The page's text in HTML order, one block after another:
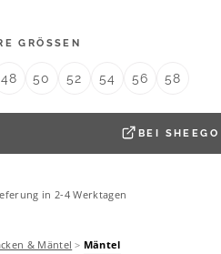
GRÖSSEN
48 50 52 54 56 58
BEI SHEEGO
in 2-4 Werktagen
& Mäntel > Mäntel